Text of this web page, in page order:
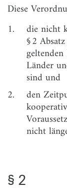
§ 1
§ 2
Nicht
Diese
1.
die nicht
§ 2
Länder
sind und
2.
den
nicht
§ 2